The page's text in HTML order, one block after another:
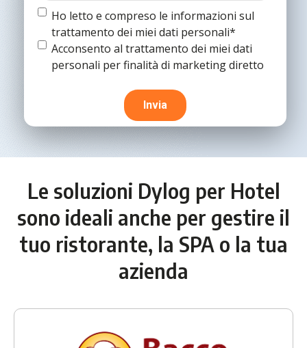
Termine
condizioni(Obbligatorio)
Ho letto e compreso le informazioni sul
trattamento dei miei dati personali*
Termine
condizioni
Acconsento al trattamento dei miei dati
personali per finalità di marketing diretto
Le soluzioni Dylog per Hotel
sono ideali anche per gestire il
tuo ristorante, la SPA o la tua
azienda